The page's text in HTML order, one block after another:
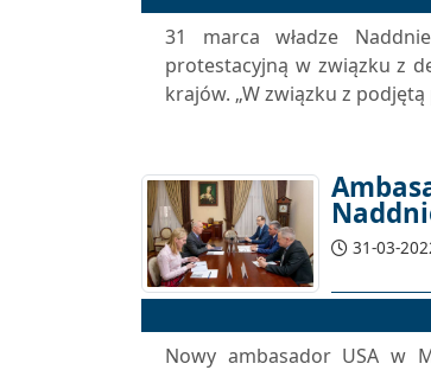
31 marca władze
protestacyjną w związku z
krajów. „W związku z
31-03-
Nowy ambasador USA w